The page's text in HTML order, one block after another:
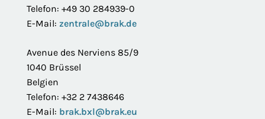
Telefon: +49 30 284939-0
E-Mail: zentrale@brak.de
Avenue des Nerviens 85/9
1040 Brüssel
Belgien
Telefon: +32 2 7438646
E-Mail: brak.bxl@brak.eu